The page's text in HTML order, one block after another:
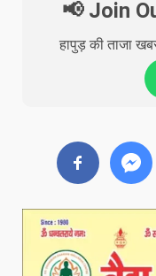
📢 Join
हापुड़ की ताजा